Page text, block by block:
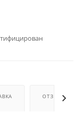
ОТЗЫВЫ